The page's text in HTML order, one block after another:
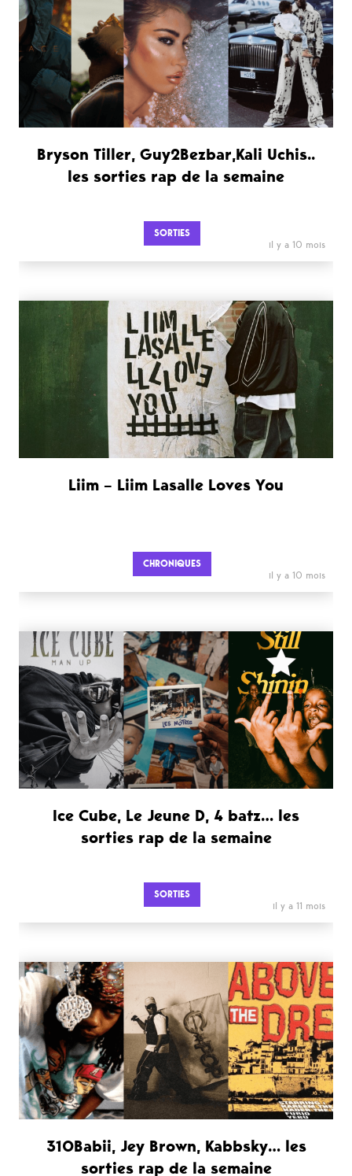
Bryson Tiller, Guy2Bezbar,Kali Uchis..
les sorties rap de la semaine
SORTIES
il y a 10 mois
Liim – Liim Lasalle Loves You
CHRONIQUES
il y a 10 mois
Ice Cube, Le Jeune D, 4 batz… les
sorties rap de la semaine
SORTIES
il y a 11 mois
310Babii, Jey Brown, Kabbsky… les
sorties rap de la semaine